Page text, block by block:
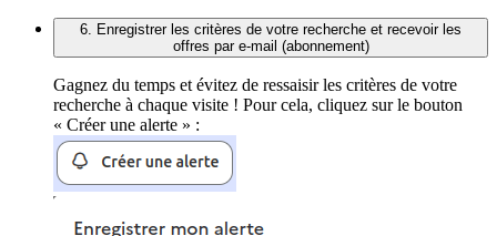
6. Enregistrer les critères de votre recherche et recevoir les
offres par e-mail (abonnement)
Gagnez du temps et évitez de ressaisir les critères de votre
recherche à chaque visite ! Pour cela, cliquez sur le bouton
« Créer une alerte » :